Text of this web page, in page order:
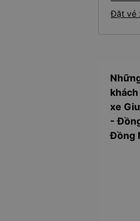
Đặt vé
xe
-
Đồng